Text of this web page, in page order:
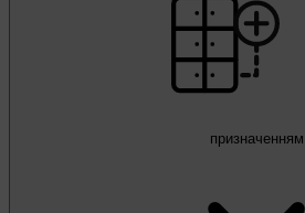
призначенням